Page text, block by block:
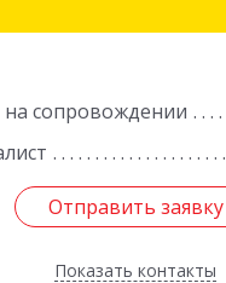
на сопровождении
Отправить заявку
Показать контакты
Отправить заявку
Назад